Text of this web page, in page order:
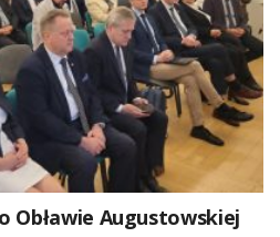
Obławie Augustowskiej